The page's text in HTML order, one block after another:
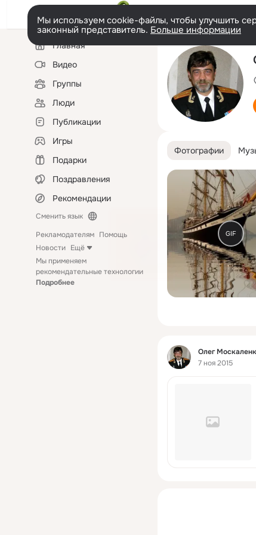
Мы используем cookie-файлы, чтобы улучшить
законный представитель. Больше информации
Левая
колонкаГлавная
Видео
Группы
Люди
Публикации
Игры
Подарки
Поздравления
Рекомендации
Сменить язык
Рекламодателям Помощь
Новости Ещё
Мы применяем
рекомендательные технологии
Подробнее
Фотографии
GIF
Фид
Олег
7 ноя 2015